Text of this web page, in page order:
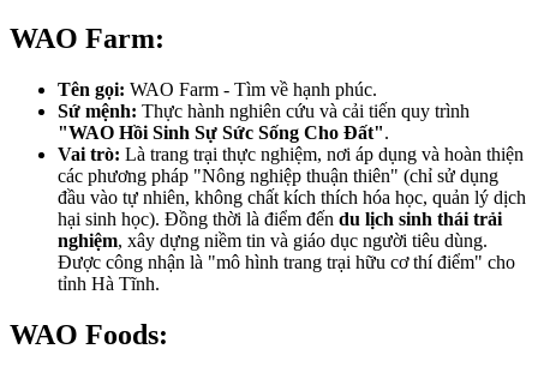
WAO Farm:
Tên gọi: WAO Farm - Tìm về hạnh phúc.
Sứ mệnh: Thực hành nghiên cứu và cải tiến quy trình
"WAO Hồi Sinh Sự Sức Sống Cho Đất".
Vai trò: Là trang trại thực nghiệm, nơi áp dụng và hoàn thiện
các phương pháp "Nông nghiệp thuận thiên" (chỉ sử dụng
đầu vào tự nhiên, không chất kích thích hóa học, quản lý dịch
hại sinh học). Đồng thời là điểm đến du lịch sinh thái trải
nghiệm, xây dựng niềm tin và giáo dục người tiêu dùng.
Được công nhận là "mô hình trang trại hữu cơ thí điểm" cho
tỉnh Hà Tĩnh.
WAO Foods: